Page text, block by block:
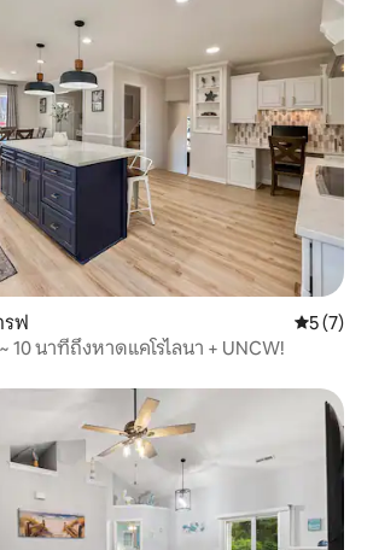
รฟ คะแนนเฉ
5 (7)
10 นาทีถึงหาดแคโรไลนา + UNCW!